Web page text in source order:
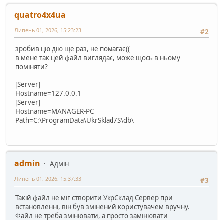
quatro4x4ua
#2
Липень 01, 2026, 15:23:23
зробив цю дію ще раз, не помагає((
в мене так цей файл виглядає, може щось в ньому
поміняти?
[Server]
Hostname=127.0.0.1
[Server]
Hostname=MANAGER-PC
Path=C:\ProgramData\UkrSklad7S\db\
admin
Адмін
#3
Липень 01, 2026, 15:37:33
Такій файл не міг створити УкрСклад Сервер при
встановленні, він був змінений користувачем вручну.
Файл не треба змінювати, а просто замінювати